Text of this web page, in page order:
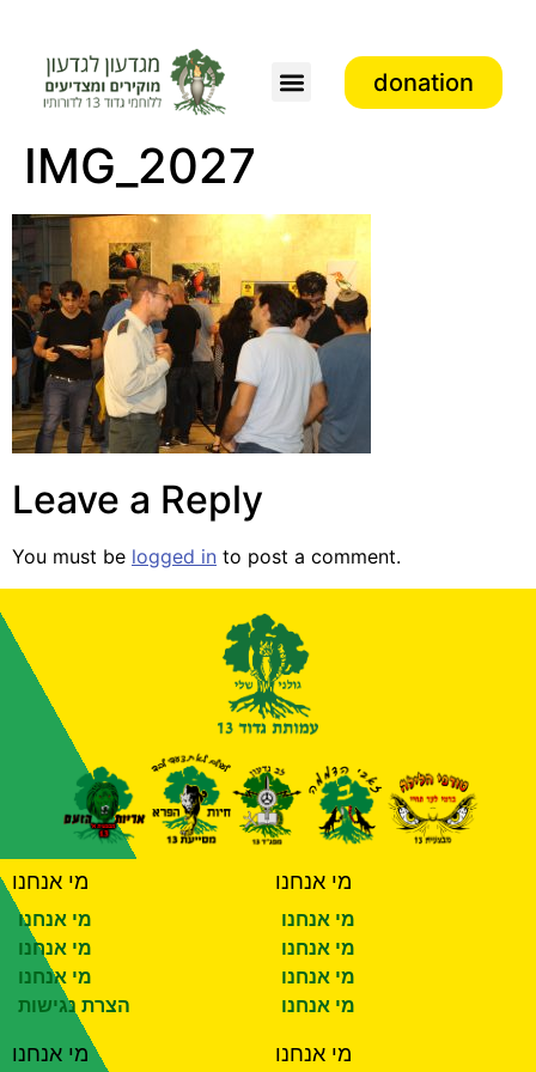
donation
IMG_2027
Leave a Reply
You must be logged in to post a comment.
מי אנחנו
מי אנחנו
מי אנחנו
מי אנחנו
הצרת נגישות
מי אנחנו
מי אנחנו
מי אנחנו
מי אנחנו
מי אנחנו
מי אנחנו מי אנחנו